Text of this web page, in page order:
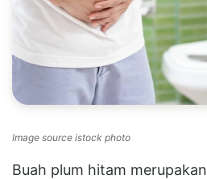
Image source istock photo
Buah plum hitam